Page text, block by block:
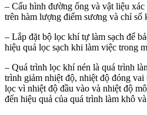
– Cấu hình đường ống và vật liệu
trên hàm lượng điểm sương và chỉ số
– Lắp đặt bộ lọc khí tự làm sạch để
hiệu quả lọc sạch khi làm việc trong
– Quá trình lọc khí nén là quá trình
trình giảm nhiệt độ, nhiệt độ đóng
lọc vì nhiệt độ đầu vào và nhiệt độ
đến hiệu quả của quá trình làm khô